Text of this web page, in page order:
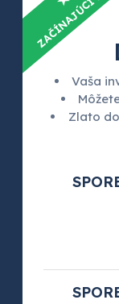
Vaša
Zlato